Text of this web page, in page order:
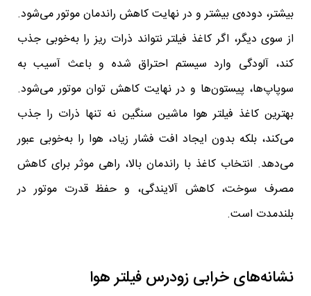
بیشتر، دوده‌ی بیشتر و در نهایت کاهش راندمان موتور می‌شود.
از سوی دیگر، اگر کاغذ فیلتر نتواند ذرات ریز را به‌خوبی جذب
کند، آلودگی وارد سیستم احتراق شده و باعث آسیب به
سوپاپ‌ها، پیستون‌ها و در نهایت کاهش توان موتور می‌شود.
بهترین کاغذ فیلتر هوا ماشین سنگین نه تنها ذرات را جذب
می‌کند، بلکه بدون ایجاد افت فشار زیاد، هوا را به‌خوبی عبور
می‌دهد. انتخاب کاغذ با راندمان بالا، راهی موثر برای کاهش
مصرف سوخت، کاهش آلایندگی، و حفظ قدرت موتور در
بلندمدت است.
نشانه‌های خرابی زودرس فیلتر هوا